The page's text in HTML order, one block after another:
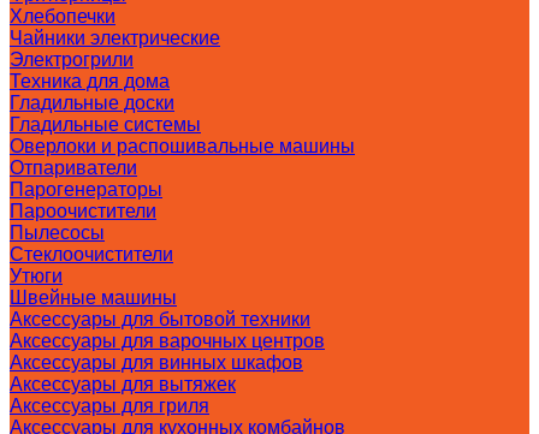
Хлебопечки
Чайники электрические
Электрогрили
Техника для дома
Гладильные доски
Гладильные системы
Оверлоки и распошивальные машины
Отпариватели
Парогенераторы
Пароочистители
Пылесосы
Стеклоочистители
Утюги
Швейные машины
Аксессуары для бытовой техники
Аксессуары для варочных центров
Аксессуары для винных шкафов
Аксессуары для вытяжек
Аксессуары для гриля
Аксессуары для кухонных комбайнов